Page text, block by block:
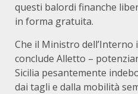
questi balordi finanche
in forma gratuita.
Che il Ministro
conclude Alletto –
Sicilia pesantemente
dai tagli e dalla mobilità